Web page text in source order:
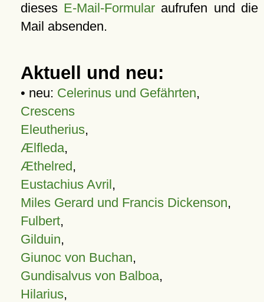
dieses E-Mail-Formular aufrufen und die
Mail absenden.
Aktuell und neu:
• neu: Celerinus und Gefährten,
Crescens
Eleutherius,
Ælfleda,
Æthelred,
Eustachius Avril,
Miles Gerard und Francis Dickenson,
Fulbert,
Gilduin,
Giunoc von Buchan,
Gundisalvus von Balboa,
Hilarius,